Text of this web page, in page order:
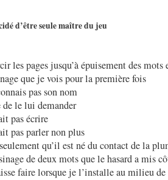
d’être seule maître du jeu
les pages jusqu’à épuisement des mots
que je vois pour la première fois
pas son nom
le lui demander
pas écrire
pas parler non plus
qu’il est né du contact de la
de deux mots que le hasard a mis
faire lorsque je l’installe au milieu